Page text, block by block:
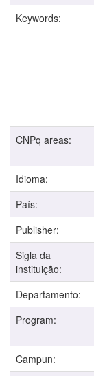
Keywords:
CNPq areas:
Idioma:
País:
Publisher:
Sigla da
instituição:
Departamento:
Program:
Campun: